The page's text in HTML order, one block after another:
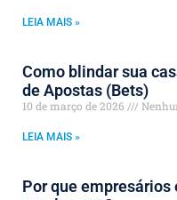
LEIA MAIS »
Como blindar sua
de Apostas (Bets)
10 de março de 2026
LEIA MAIS »
Por que